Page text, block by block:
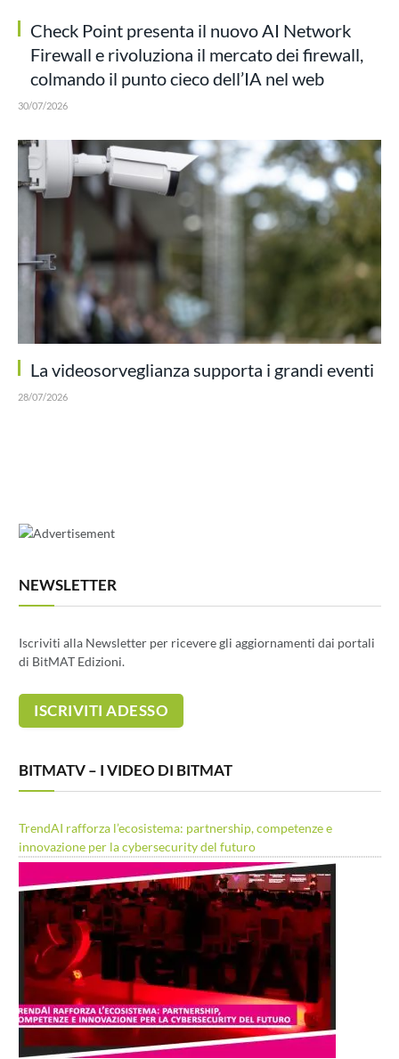
Check Point presenta il nuovo AI Network
Firewall e rivoluziona il mercato dei firewall,
colmando il punto cieco dell’IA nel web
30/07/2026
La videosorveglianza supporta i grandi eventi
28/07/2026
NEWSLETTER
Iscriviti alla Newsletter per ricevere gli aggiornamenti dai portali
di BitMAT Edizioni.
BITMATV – I VIDEO DI BITMAT
TrendAI rafforza l’ecosistema: partnership, competenze e
innovazione per la cybersecurity del futuro